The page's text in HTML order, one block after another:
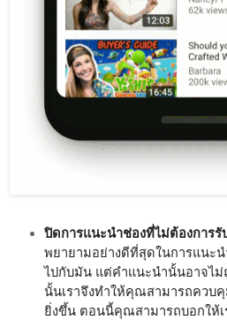
ปิดการแนะนำช่องที่ไม่ต้องการ
พยายามอย่างดีที่สุดในการแนะ
ไปกับมัน แต่คำแนะนำนั้นอาจไม่
นั้นเราจึงทำให้คุณสามารถควบ
ยิ่งขึ้น ตอนนี้คุณสามารถบอกให้